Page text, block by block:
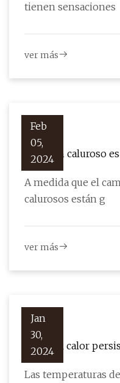
tienen sensaciones
ver más
Feb
05,
2024
A medida que el
calurosos están g
ver más
Jan
30,
2024
Cómo el calor
Las temperaturas